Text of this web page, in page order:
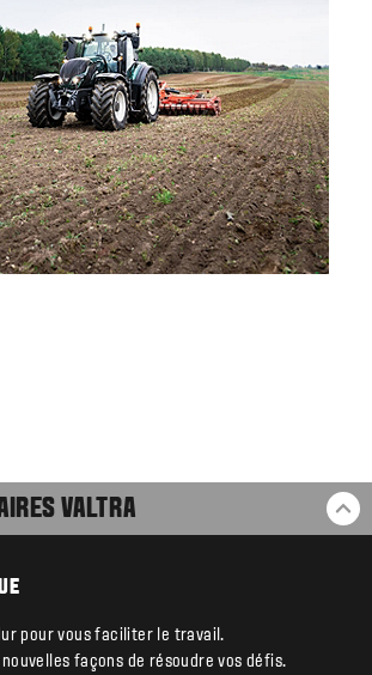
VALTRA
pour vous faciliter le travail.
nouvelles façons de résoudre vos défis.